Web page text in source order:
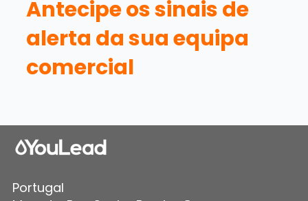
Antecipe os sinais de
alerta da sua equipa
comercial
Portugal